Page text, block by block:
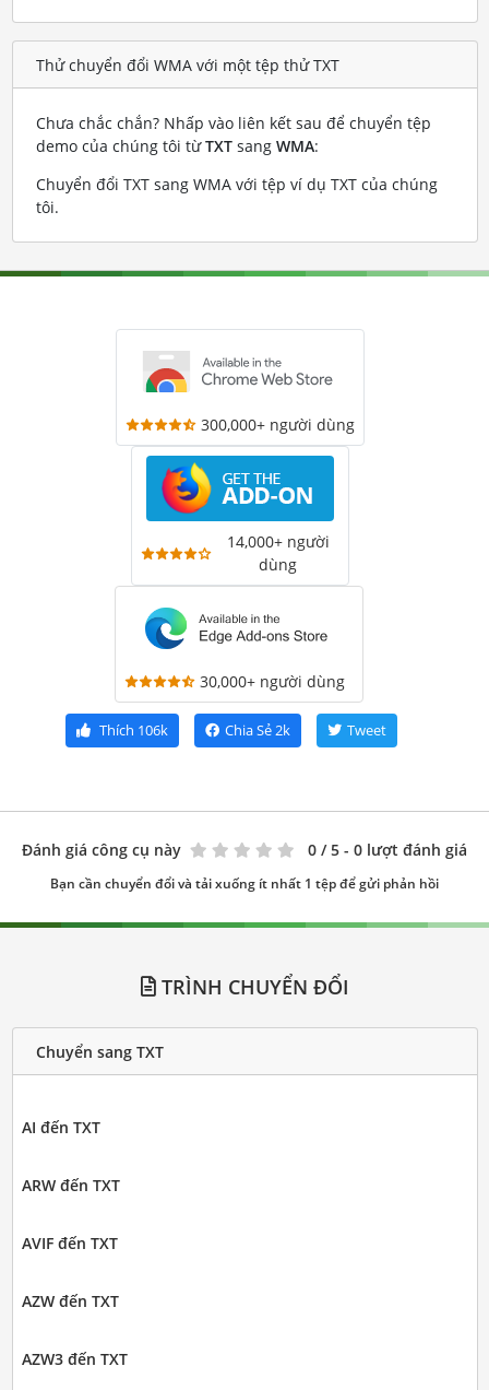
Thử chuyển đổi WMA với một tệp thử TXT
Chưa chắc chắn? Nhấp vào liên kết sau để chuyển tệp
demo của chúng tôi từTXTsang WMA:
Chuyển đổi TXT sang WMA với tệp ví dụ TXT của chúng
tôi.
300,000+ người dùng
14,000+ người
dùng
30,000+ người dùng
Thích 106k Chia Sẻ2k Tweet
Đánh giá công cụ này 0 / 5 - 0 lượt đánh giá
Bạn cần chuyển đổi và tải xuống ít nhất 1 tệp để gửi phản hồi
TRÌNH CHUYỂN ĐỔI
Chuyển sang TXT
AI đến TXT
ARW đến TXT
AVIF đến TXT
AZW đến TXT
AZW3 đến TXT